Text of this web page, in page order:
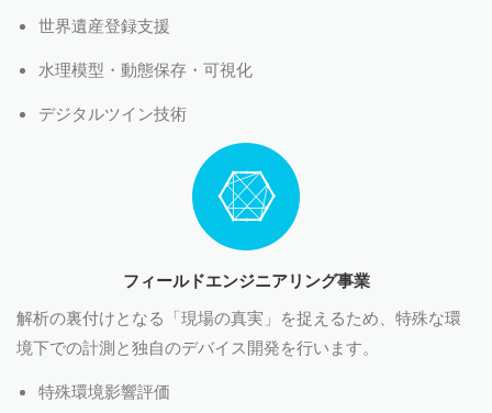
世界遺産登録支援
水理模型・動態保存・可視化
デジタルツイン技術
フィールドエンジニアリング事業
解析の裏付けとなる「現場の真実」を捉えるため、特殊な環
境下での計測と独自のデバイス開発を行います。
特殊環境影響評価